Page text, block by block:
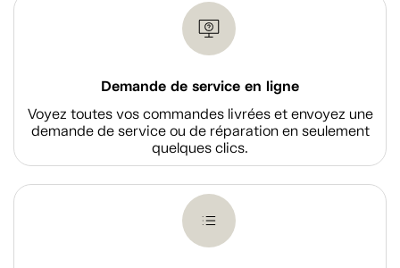
Demande de service en ligne
Voyez toutes vos commandes livrées et envoyez une
demande de service ou de réparation en seulement
quelques clics.